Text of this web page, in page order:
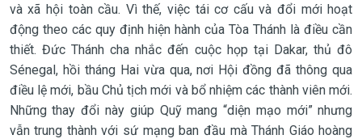
và xã hội toàn cầu. Vì thế, việc tái cơ cấu và đổi mới hoạt
động theo các quy định hiện hành của Tòa Thánh là điều cần
thiết. Đức Thánh cha nhắc đến cuộc họp tại Dakar, thủ đô
Sénegal, hồi tháng Hai vừa qua, nơi Hội đồng đã thông qua
điều lệ mới, bầu Chủ tịch mới và bổ nhiệm các thành viên mới.
Những thay đổi này giúp Quỹ mang “diện mạo mới” nhưng
vẫn trung thành với sứ mạng ban đầu mà Thánh Giáo hoàng